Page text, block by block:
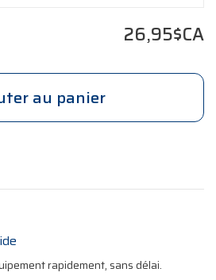
26,95$CA
au panier
rapidement, sans délai.